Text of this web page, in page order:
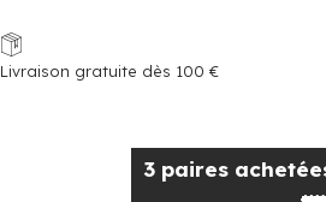
Livraison gratuite dès 100 €
3 paires